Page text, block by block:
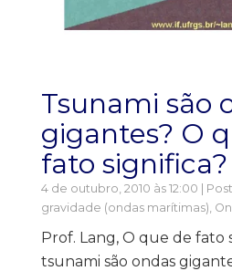
Tsunami são
gigantes? O
fato significa?
4 de outubro, 2010 às 12:00 |
gravidade (ondas marítimas)
Prof. Lang, O que de fato
tsunami são ondas